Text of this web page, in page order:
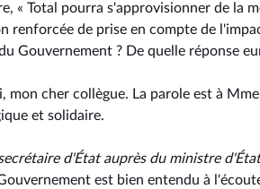
« Total pourra s'approvisionner de la
renforcée de prise en compte de
Gouvernement ? De quelle réponse
mon cher collègue. La parole est à
et solidaire.
d'État auprès du ministre
est bien entendu à